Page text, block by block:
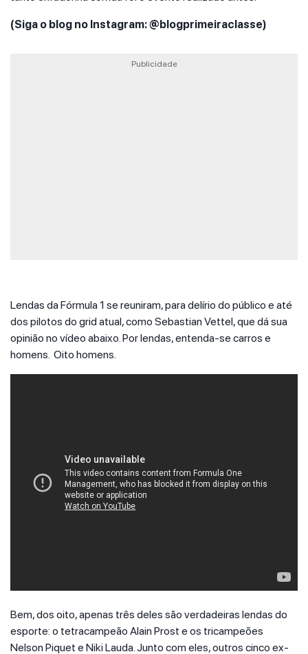
(Siga o blog no Instagram: @blogprimeiraclasse)
Publicidade
Lendas da Fórmula 1 se reuniram, para delírio do público e até
dos pilotos do grid atual, como Sebastian Vettel, que dá sua
opinião no vídeo abaixo. Por lendas, entenda-se carros e
homens. Oito homens.
Bem, dos oito, apenas três deles são verdadeiras lendas do
esporte: o tetracampeão Alain Prost e os tricampeões
Nelson Piquet e Niki Lauda. Junto com eles, outros cinco ex-